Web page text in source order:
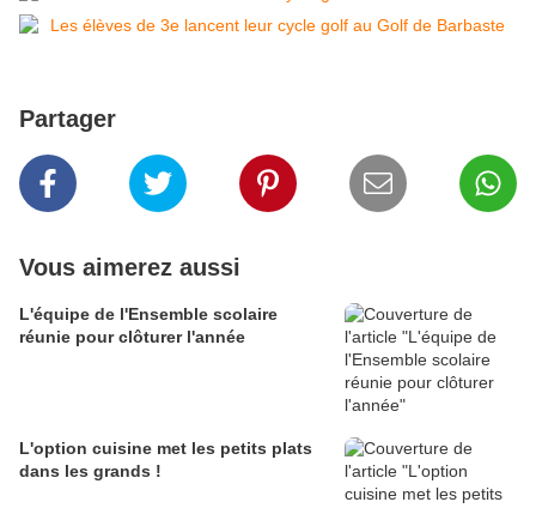
Partager
Vous aimerez aussi
L'équipe de l'Ensemble scolaire
réunie pour clôturer l'année
L'option cuisine met les petits plats
dans les grands !